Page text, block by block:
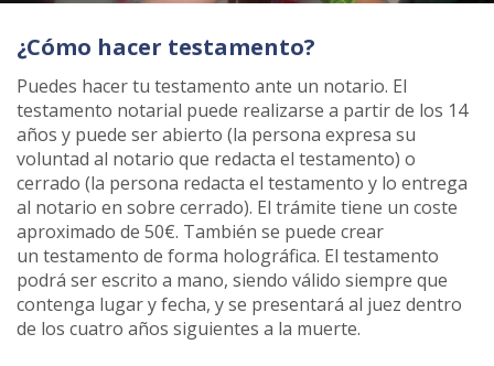
¿Cómo hacer testamento?
Puedes hacer tu testamento ante un notario. El
testamento notarial puede realizarse a partir de los 14
años y puede ser abierto (la persona expresa su
voluntad al notario que redacta el testamento) o
cerrado (la persona redacta el testamento y lo entrega
al notario en sobre cerrado). El trámite tiene un coste
aproximado de 50€. También se puede crear
un testamento de forma holográfica. El testamento
podrá ser escrito a mano, siendo válido siempre que
contenga lugar y fecha, y se presentará al juez dentro
de los cuatro años siguientes a la muerte.